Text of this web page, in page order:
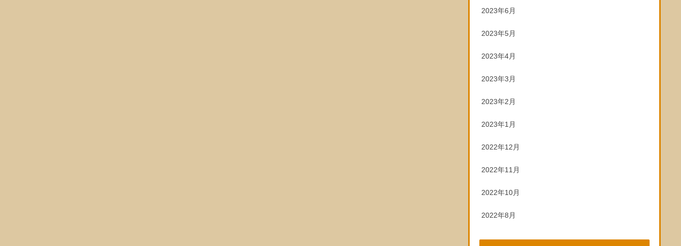
2023年6月
2023年5月
2023年4月
2023年3月
2023年2月
2023年1月
2022年12月
2022年11月
2022年10月
2022年8月